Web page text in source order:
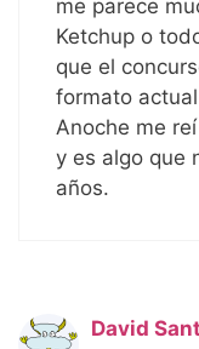
me parece
Ketchup o
que el
formato
Anoche me
y es algo que
años.
David